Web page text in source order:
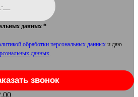
данных *
обработки персональных данных и даю
данных.
звонок